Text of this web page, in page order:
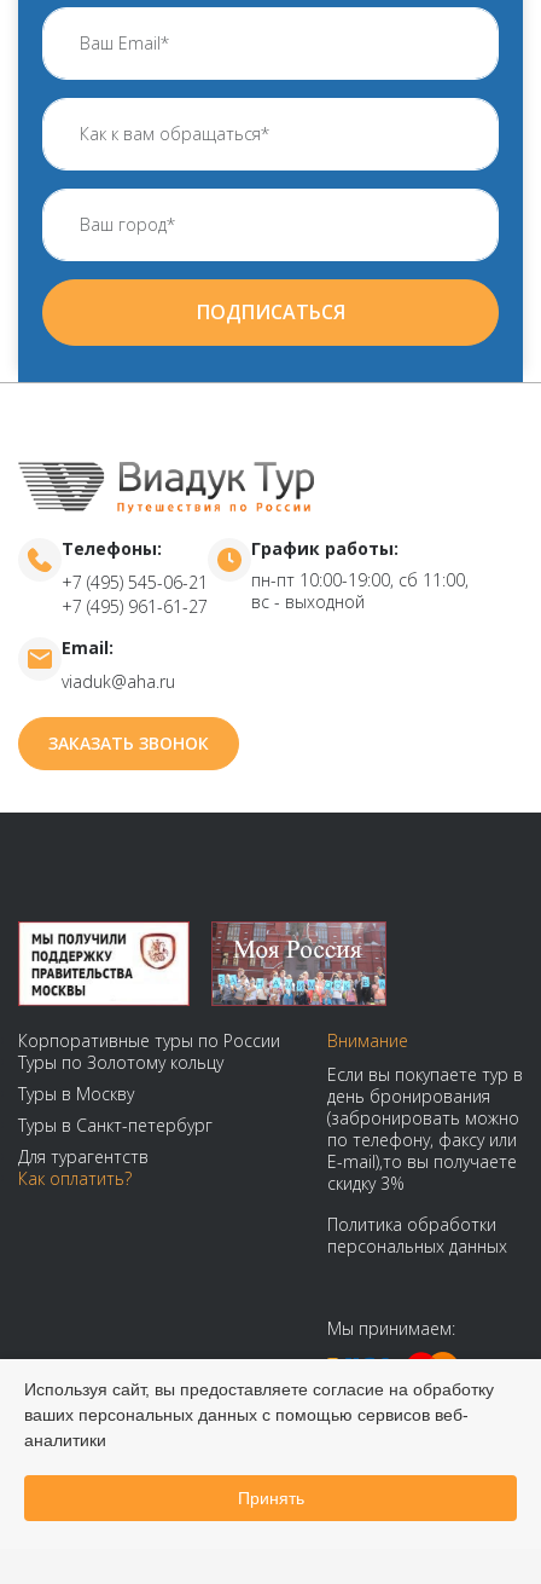
Забронировать онлайн
ПОДПИСАТЬСЯ
Телефоны:
+7 (495) 545-06-21
+7 (495) 961-61-27
График работы:
пн-пт 10:00-19:00, сб 11:00,
вс - выходной
Email:
viaduk@aha.ru
ЗАКАЗАТЬ ЗВОНОК
Корпоративные туры по России
Туры по Золотому кольцу
Туры в Москву
Туры в Санкт-петербург
Для турагентств
Как оплатить?
Внимание
Если вы покупаете тур в
день бронирования
(забронировать можно
по телефону, факсу или
E-mail),то вы получаете
скидку 3%
Политика обработки
персональных данных
Мы принимаем:
© 2008-2026 Виадук Тур - Туры по России и СНГ
Используя сайт, вы предоставляете согласие на обработку
ваших персональных данных с помощью сервисов веб-
аналитики
Принять